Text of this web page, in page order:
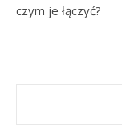
czym je łączyć?